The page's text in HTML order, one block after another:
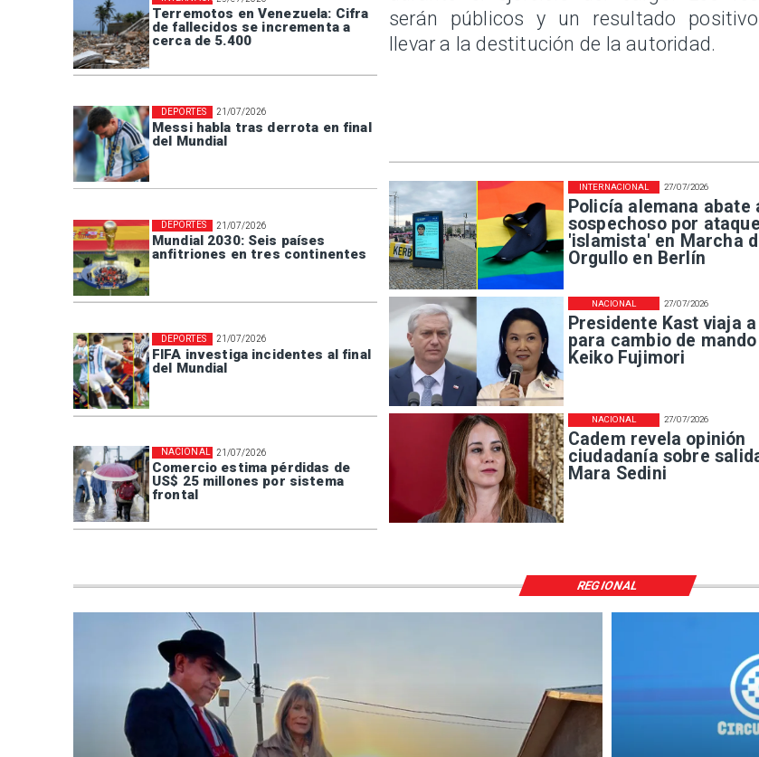
Terremotos en Venezuela: Cifra
de fallecidos se incrementa a
cerca de 5.400
21/07/2026
Messi habla tras derrota en final
del Mundial
DEPORTES
21/07/2026
Mundial 2030: Seis países
anfitriones en tres continentes
DEPORTES
21/07/2026
FIFA investiga incidentes al final
del Mundial
DEPORTES
21/07/2026
Comercio estima pérdidas de
US$ 25 millones por sistema
frontal
NACIONAL
27/07/2026
Policía alemana abate
sospechoso por ataque
'islamista' en Marcha
Orgullo en Berlín
INTERNACIONAL
27/07/2026
Presidente Kast viaja
para cambio de
Keiko Fujimori
NACIONAL
27/07/2026
Cadem revela opinión
ciudadanía sobre
Mara Sedini
NACIONAL
serán públicos y un resultado
llevar a la destitución de la autoridad.
REGIONAL